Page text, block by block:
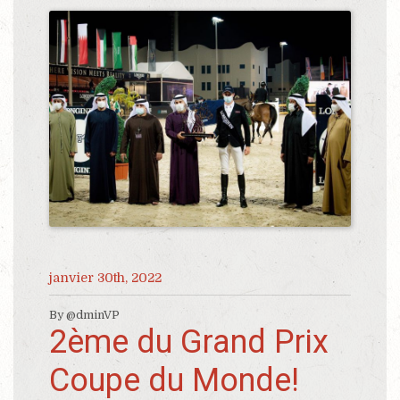
janvier 30th, 2022
By @dminVP
2ème du Grand Prix
Coupe du Monde!